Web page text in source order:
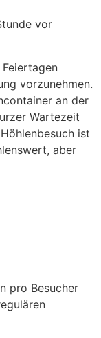
vor
vorzunehmen.
an der
Wartezeit
ist
aber
pro Besucher